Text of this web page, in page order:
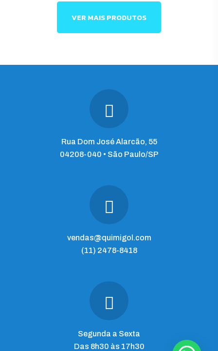
VER MAIS PRODUTOS
Rua Dom José Alarcão, 55
04208-040 • São Paulo/SP
vendas@quimigol.com
(11) 2478-8418
Segunda a Sexta
Das 8h30 às 17h30